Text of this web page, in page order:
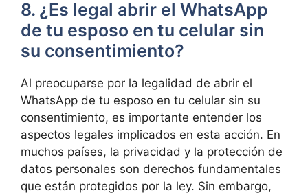
8. ¿Es legal abrir el WhatsApp
de tu esposo en tu celular sin
su consentimiento?
Al preocuparse por la legalidad de abrir el
WhatsApp de tu esposo en tu celular sin su
consentimiento, es importante entender los
aspectos legales implicados en esta acción. En
muchos países, la privacidad y la protección de
datos personales son derechos fundamentales
que están protegidos por la ley. Sin embargo,